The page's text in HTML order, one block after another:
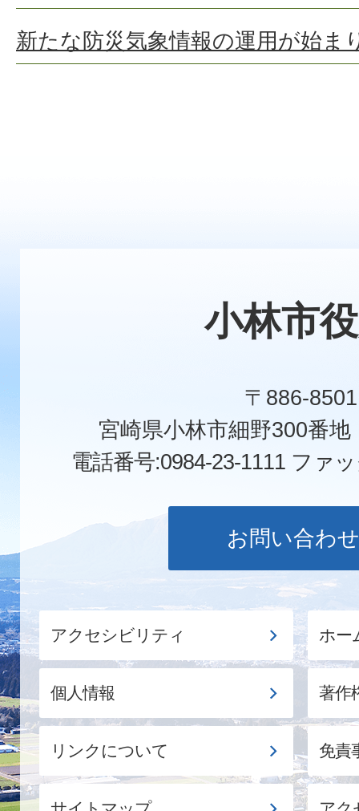
新たな防災気象情報の運用が始ま
小林市
〒886-8501
宮崎県小林市細野300番
電話番号:0984-23-1111 ファ
お問い合わせ
アクセシビリティ ホー
個人情報 著作
リンクについて 免責